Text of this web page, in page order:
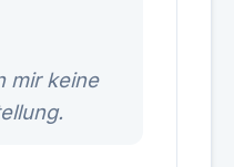
mir keine